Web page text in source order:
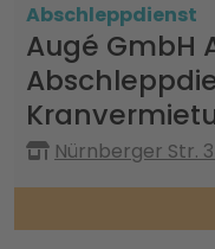
Abschleppdienst
Augé GmbH
Nürnberger Str.